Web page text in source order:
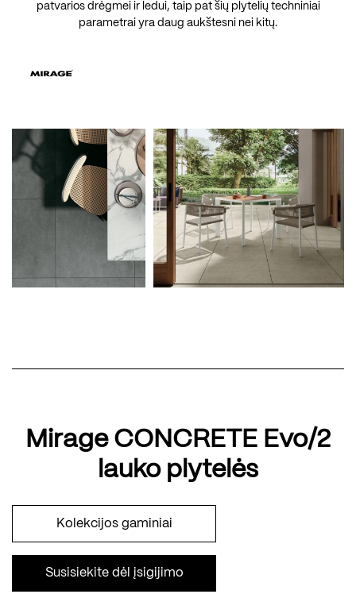
patvarios drėgmei ir ledui, taip pat šių plytelių techniniai
parametrai yra daug aukštesni nei kitų.
Mirage CONCRETE Evo/2
lauko plytelės
Kolekcijos gaminiai
Susisiekite dėl įsigijimo